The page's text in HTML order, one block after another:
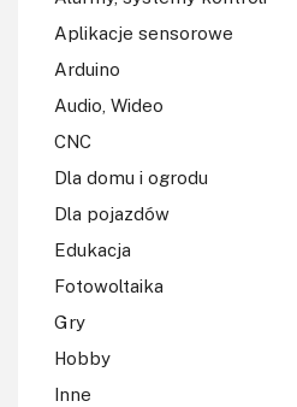
Aplikacje sensorowe
Arduino
Audio, Wideo
CNC
Dla domu i ogrodu
Dla pojazdów
Edukacja
Fotowoltaika
Gry
Hobby
Inne